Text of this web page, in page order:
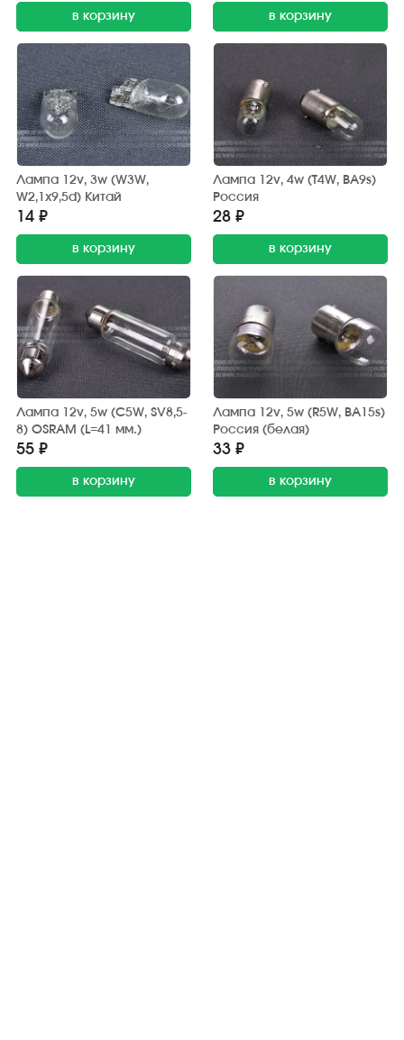
в корзину в корзину
Лампа 12v, 3w (W3W,
W2,1x9,5d) Китай
14 ₽
в корзину
Лампа 12v, 4w (T4W, BA9s)
Россия
28 ₽
в корзину
Лампа 12v, 5w (C5W, SV8,5-
8) OSRAM (L=41 мм.)
55 ₽
в корзину
Лампа 12v, 5w (R5W, BA15s)
Россия (белая)
33 ₽
в корзину